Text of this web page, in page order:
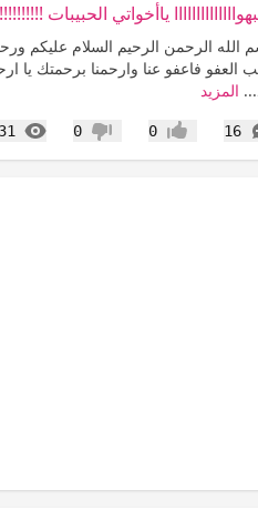
ياأخواتي الحبيبات
الله الرحمن الرحيم السلام عليكم
العفو فاعفو عنا وارحمنا برحمتك يا
المزيد
16 إعجاب0 عدم إعجاب
0